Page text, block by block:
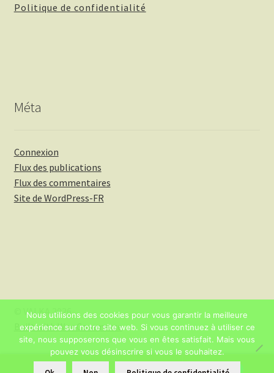
Politique de confidentialité
Méta
Connexion
Flux des publications
Flux des commentaires
Site de WordPress-FR
© VALKA 2026
Built with WooCommerce.
Nous utilisons des cookies pour vous garantir la meilleure
expérience sur notre site web. Si vous continuez à utiliser ce
site, nous supposerons que vous en êtes satisfait. Mais vous
pouvez vous désinscrire si vous le souhaitez.